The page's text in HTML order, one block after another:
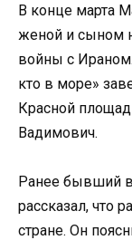
В конце марта
женой и сыном
войны с Ираном.
кто в море»
Красной
Вадимович.
Ранее бывший
рассказал, что
стране. Он